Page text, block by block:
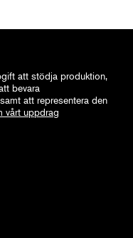
att stödja produktion,
bevara
att representera den
vårt uppdrag